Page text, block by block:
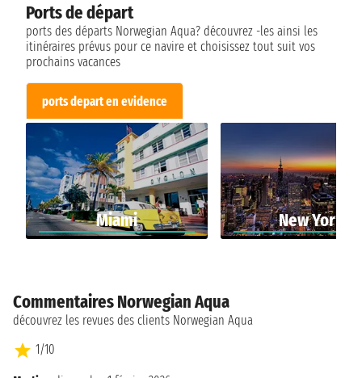
Ports de départ
ports des départs Norwegian Aqua? découvrez -les ainsi les
itinéraires prévus pour ce navire et choisissez tout suit vos
prochains vacances
ports depart en evidence
Miami New York
Commentaires Norwegian Aqua
découvrez les revues des clients Norwegian Aqua
1/10